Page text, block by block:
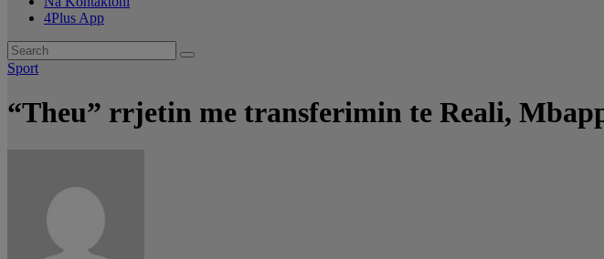
4Plus App
Sport
“Theu” rrjetin me transferimin te Reali,